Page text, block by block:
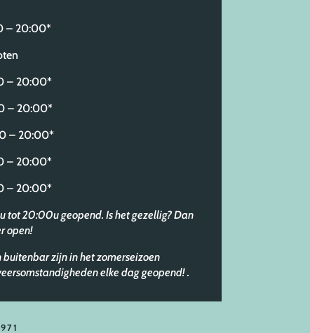
20:00*
– 20:00*
– 20:00*
20:00*
20:00*
20:00*
tot 20:00u geopend. Is het gezellig? Dan
open!
zijn in het zomerseizoen
elke dag geopend! .